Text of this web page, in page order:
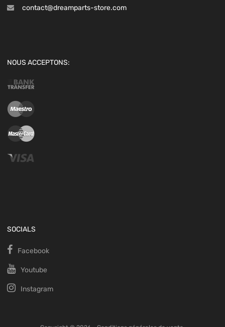
contact@dreamparts-store.com
NOUS ACCEPTONS:
SOCIALS
Facebook
Youtube
Instagram